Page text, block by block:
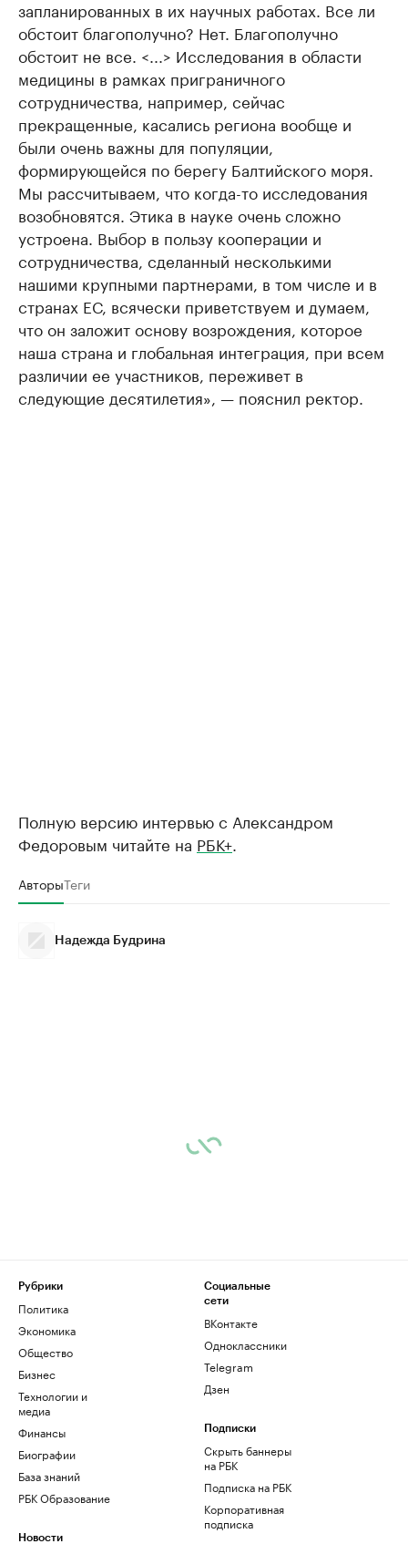
запланированных в их научных работах. Все ли
обстоит благополучно? Нет. Благополучно
обстоит не все. <...> Исследования в области
медицины в рамках приграничного
сотрудничества, например, сейчас
прекращенные, касались региона вообще и
были очень важны для популяции,
формирующейся по берегу Балтийского моря.
Мы рассчитываем, что когда-то исследования
возобновятся. Этика в науке очень сложно
устроена. Выбор в пользу кооперации и
сотрудничества, сделанный несколькими
нашими крупными партнерами, в том числе и в
странах ЕС, всячески приветствуем и думаем,
что он заложит основу возрождения, которое
наша страна и глобальная интеграция, при всем
различии ее участников, переживет в
следующие десятилетия», — пояснил ректор.
Полную версию интервью с Александром
Федоровым читайте на РБК+
АвторыТеги
Надежда Будрина
Рубрики
Политика
Экономика
Общество
Бизнес
Технологии и
медиа
Финансы
Биографии
База знаний
РБК Образование
Новости
Социальные
сети
ВКонтакте
Одноклассники
Telegram
Дзен
Подписки
Скрыть баннеры
на РБК
Подписка на РБК
Корпоративная
подписка